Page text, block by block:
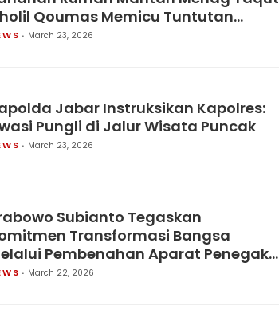
Qoumas Memicu Tuntutan
dari Eks Wamenaker
March 23, 2026
Jabar Instruksikan Kapolres:
Pungli di Jalur Wisata Puncak
March 23, 2026
Subianto Tegaskan
Transformasi Bangsa
Pembenahan Aparat Penegak
Secara Menyeluruh
March 22, 2026